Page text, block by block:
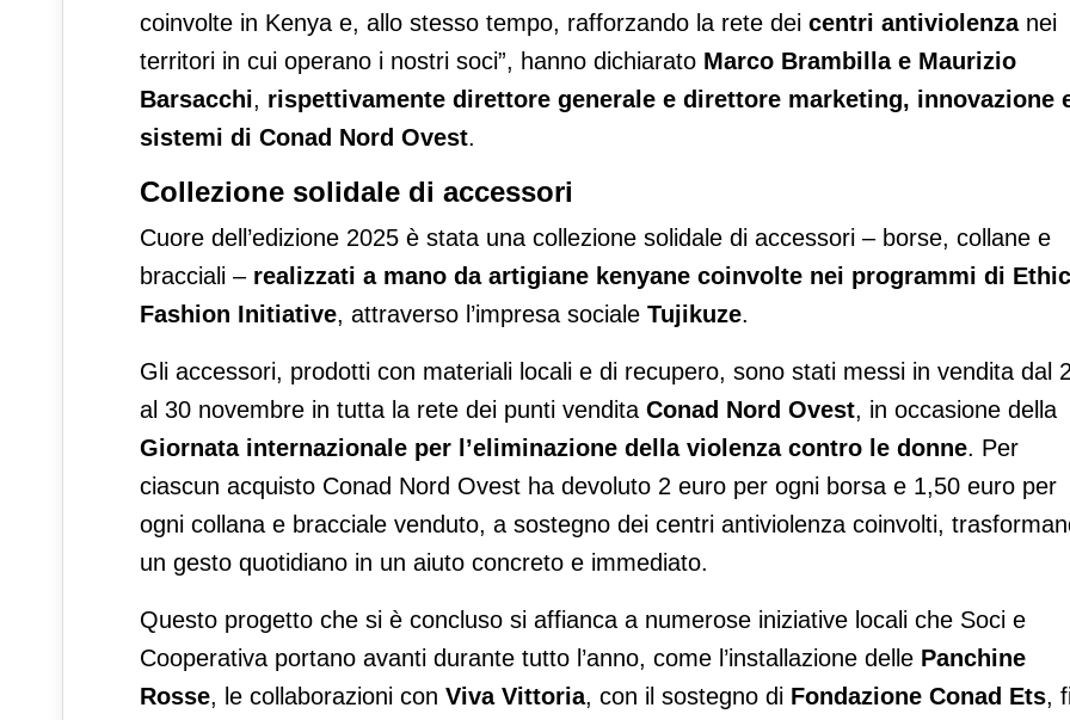
coinvolte in Kenya e, allo stesso tempo, rafforzando la rete dei centri antiviolenzanei
territori in cui operano i nostri soci”, hanno dichiarato Marco Brambilla e Maurizio
Barsacchi, rispettivamente direttore generale e direttore marketing, innovazione
sistemi di Conad Nord Ovest.
Collezione solidale di accessori
Cuore dell’edizione 2025 è stata una collezione solidale di accessori – borse, collane e
bracciali – realizzati a mano da artigiane kenyane coinvolte nei programmi di
Fashion Initiative, attraverso l’impresa sociale Tujikuze.
Gli accessori, prodotti con materiali locali e di recupero, sono stati messi in vendita dal
al 30 novembre in tutta la rete dei punti vendita Conad Nord Ovest, in occasione della
Giornata internazionale per l’eliminazione della violenza contro le donne. Per
ciascun acquisto Conad Nord Ovest ha devoluto 2 euro per ogni borsa e 1,50 euro per
ogni collana e bracciale venduto, a sostegno dei centri antiviolenza coinvolti,
un gesto quotidiano in un aiuto concreto e immediato.
Questo progetto che si è concluso si affianca a numerose iniziative locali che Soci e
Cooperativa portano avanti durante tutto l’anno, come l’installazione delle Panchine
Rosse, le collaborazioni con Viva Vittoria, con il sostegno di Fondazione Conad Ets,